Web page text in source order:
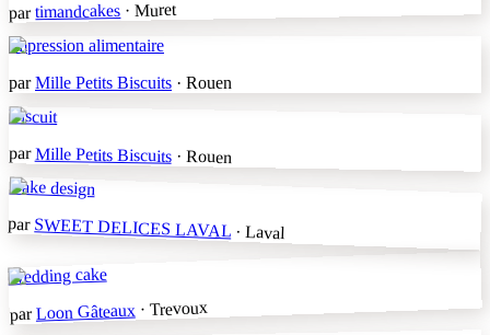
par timandcakes · Muret
Impression alimentaire
par Mille Petits Biscuits · Rouen
Biscuit
par Mille Petits Biscuits· Rouen
Cake design
parSWEET DELICES LAVAL · Laval
Wedding cake
par Loon Gâteaux · Trevoux